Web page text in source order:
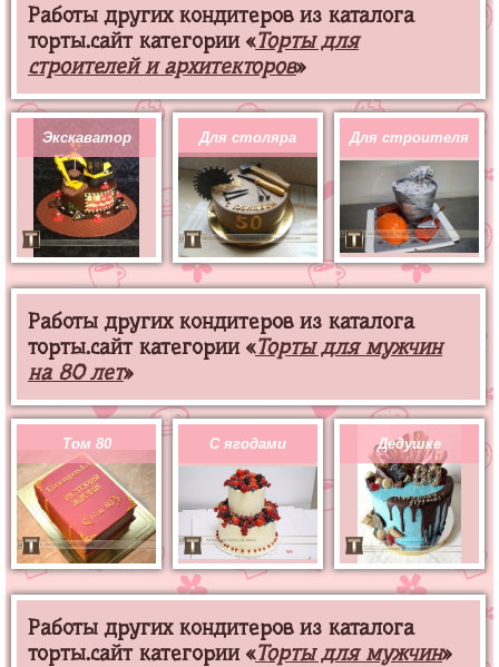
Работы других кондитеров из каталога
торты.сайт категории «Торты для
строителей и архитекторов»
Экскаватор Для столяра Для строителя
Работы других кондитеров из каталога
торты.сайт категории «Торты для мужчин
на 80 лет»
Том 80 С ягодами Дедушке
Работы других кондитеров из каталога
торты.сайт категории «Торты для мужчин»